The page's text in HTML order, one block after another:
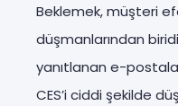
Beklemek, müşteri
düşmanlarından
yanıtlanan e-
CES’i ciddi şekilde